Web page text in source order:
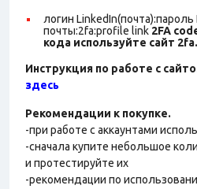
логин
почты:2fa:profile link 2FA
кода используйте сайт
Инструкция по работе с
здесь
Рекомендации к покупке.
-при работе с аккаунтами
-сначала купите небольшое
и протестируйте их
-рекомендации по